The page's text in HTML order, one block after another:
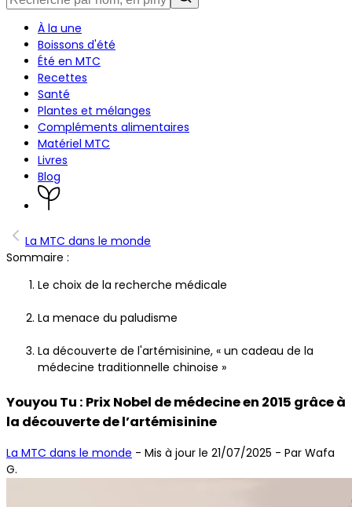
À la une
Boissons d'été
Été en MTC
Recettes
Santé
Plantes et mélanges
Compléments alimentaires
Matériel MTC
Livres
Blog
La MTC dans le monde
Sommaire :
Le choix de la recherche médicale
La menace du paludisme
La découverte de l'artémisinine, « un cadeau de la
médecine traditionnelle chinoise »
Youyou Tu : Prix Nobel de médecine en 2015 grâce à
la découverte de l’artémisinine
La MTC dans le monde - Mis à jour le 21/07/2025 - Par Wafa
G.